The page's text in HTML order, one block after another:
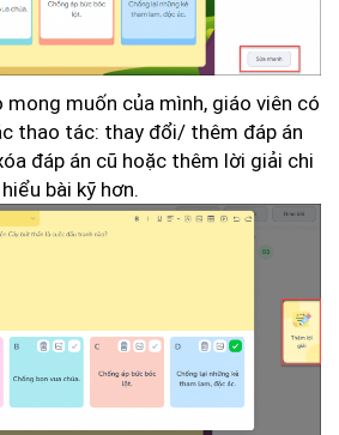
mong muốn của mình, giáo viên có
thao tác: thay đổi/ thêm đáp án
đáp án cũ hoặc thêm lời giải chi
bài kỹ hơn.